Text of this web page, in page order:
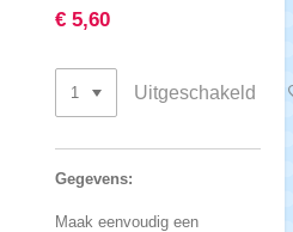
€ 5,60
Uitgeschakeld
Gegevens:
Maak eenvoudig een